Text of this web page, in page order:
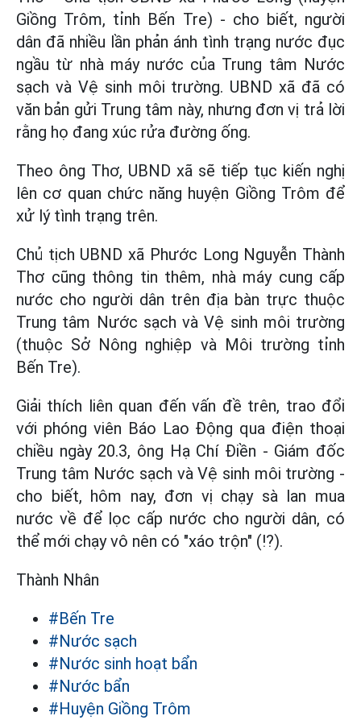
Giồng Trôm, tỉnh Bến Tre) - cho biết, người
dân đã nhiều lần phản ánh tình trạng nước đục
ngầu từ nhà máy nước của Trung tâm Nước
sạch và Vệ sinh môi trường. UBND xã đã có
văn bản gửi Trung tâm này, nhưng đơn vị trả lời
rằng họ đang xúc rửa đường ống.
Theo ông Thơ, UBND xã sẽ tiếp tục kiến nghị
lên cơ quan chức năng huyện Giồng Trôm để
xử lý tình trạng trên.
Chủ tịch UBND xã Phước Long Nguyễn Thành
Thơ cũng thông tin thêm, nhà máy cung cấp
nước cho người dân trên địa bàn trực thuộc
Trung tâm Nước sạch và Vệ sinh môi trường
(thuộc Sở Nông nghiệp và Môi trường tỉnh
Bến Tre).
Giải thích liên quan đến vấn đề trên, trao đổi
với phóng viên Báo Lao Động qua điện thoại
chiều ngày 20.3, ông Hạ Chí Điền - Giám đốc
Trung tâm Nước sạch và Vệ sinh môi trường -
cho biết, hôm nay, đơn vị chạy sà lan mua
nước về để lọc cấp nước cho người dân, có
thể mới chạy vô nên có "xáo trộn" (!?).
Thành Nhân
#Bến Tre
#Nước sạch
#Nước sinh hoạt bẩn
#Nước bẩn
#Huyện Giồng Trôm